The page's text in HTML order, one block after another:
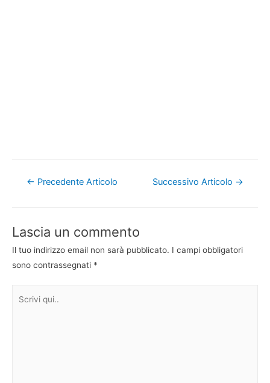
Navigazione
← Precedente Articolo Successivo Articolo →
Lascia un commento
Il tuo indirizzo email non sarà pubblicato. I campi obbligatori
sono contrassegnati *